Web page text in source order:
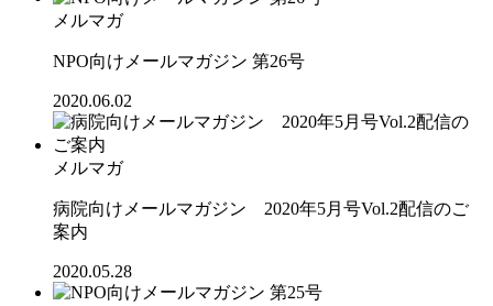
メルマガ
NPO向けメールマガジン 第26号
2020.06.02
メルマガ
病院向けメールマガジン 2020年5月号Vol.2配信のご
案内
2020.05.28